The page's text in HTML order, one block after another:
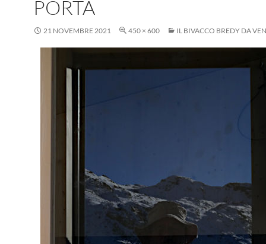
PORTA
21 NOVEMBRE 2021 450 × 600 IL BIVACCO BREDY DA